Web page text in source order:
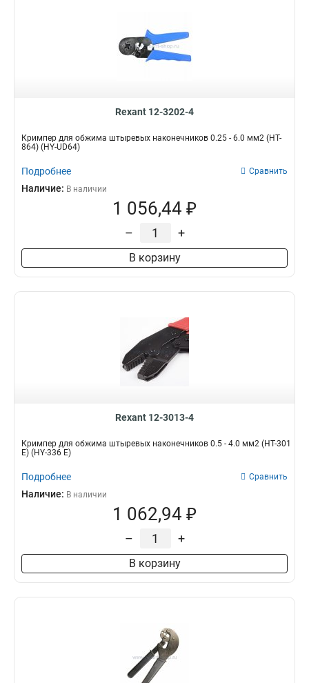
Rexant 12-3202-4
Кримпер для обжима штыревых наконечников 0.25 - 6.0 мм2 (HT-
864) (HY-UD64)
Подробнее Сравнить
Наличие: В наличии
1 056,44 ₽
– +
В корзину
Rexant 12-3013-4
Кримпер для обжима штыревых наконечников 0.5 - 4.0 мм2 (HT-301
E) (HY-336 E)
Подробнее Сравнить
Наличие: В наличии
1 062,94 ₽
– +
В корзину